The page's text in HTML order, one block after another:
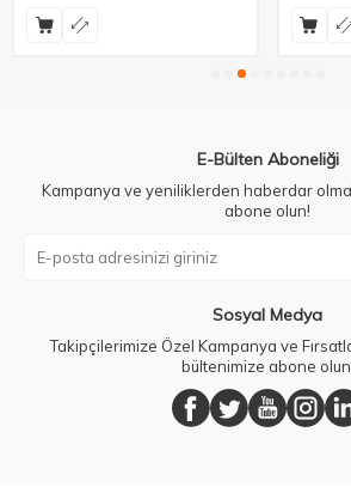
E-Bülten Aboneliği
Kampanya ve yeniliklerden haberdar
abone olun!
Sosyal Medya
Takipçilerimize Özel Kampanya ve
bültenimize abone